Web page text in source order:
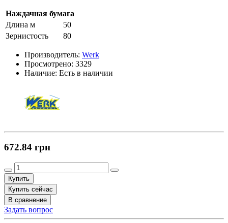
Наждачная бумага
Длина м
50
Зернистость
80
Производитель: Werk
Просмотрено: 3329
Наличие: Есть в наличии
672.84 грн
Купить
Купить сейчас
В сравнение
Задать вопрос